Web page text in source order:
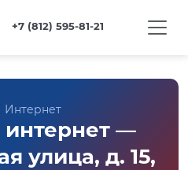
+7 (812) 595-81-21
Интернет
—
улица, д. 15,